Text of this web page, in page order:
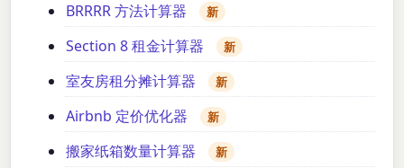
BRRRR 方法计算器 新
Section 8 租金计算器 新
室友房租分摊计算器 新
Airbnb 定价优化器 新
搬家纸箱数量计算器 新